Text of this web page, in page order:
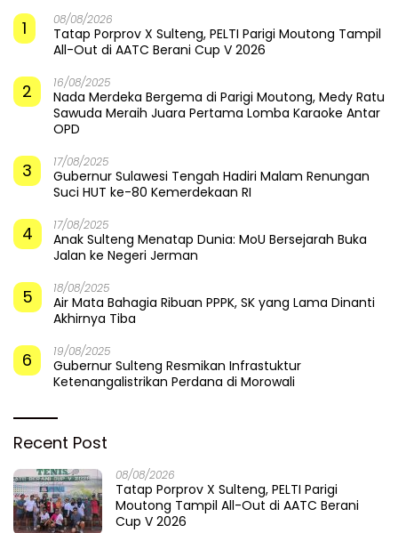
1
08/08/2026
Tatap Porprov X Sulteng, PELTI Parigi Moutong Tampil
All-Out di AATC Berani Cup V 2026
2 16/08/2025
Nada Merdeka Bergema di Parigi Moutong, Medy Ratu
Sawuda Meraih Juara Pertama Lomba Karaoke Antar
OPD
3 17/08/2025
Gubernur Sulawesi Tengah Hadiri Malam Renungan
Suci HUT ke-80 Kemerdekaan RI
4 17/08/2025
Anak Sulteng Menatap Dunia: MoU Bersejarah Buka
Jalan ke Negeri Jerman
5 18/08/2025
Air Mata Bahagia Ribuan PPPK, SK yang Lama Dinanti
Akhirnya Tiba
6 19/08/2025
Gubernur Sulteng Resmikan Infrastuktur
Ketenangalistrikan Perdana di Morowali
Recent Post
08/08/2026
Tatap Porprov X Sulteng, PELTI Parigi
Moutong Tampil All-Out di AATC Berani
Cup V 2026